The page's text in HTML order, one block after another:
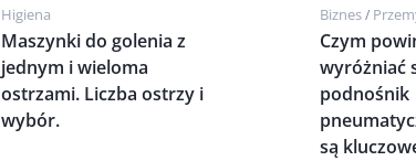
Higiena
Maszynki do golenia z
jednym i wieloma
ostrzami. Liczba ostrzy i
wybór.
Biznes/
Czym
wyróżniać
podnośnik
są